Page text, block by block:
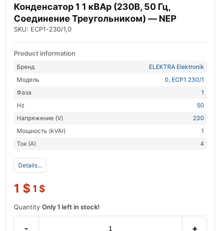
Конденсатор 1 1 кВАр (230В, 50 Гц,
Соединение Треугольником) — NEP
SKU: ECP1-230/1,0
Product information
Бренд
ELEKTRA Elektronik
Модель
0, ECP1 230/1
Фаза
1
Hz
50
Напряжение (V)
230
Мощность (kVAr)
1
Ток (А)
4
Details...
1 $ 1 $
Quantity Only 1 left in stock!
- +